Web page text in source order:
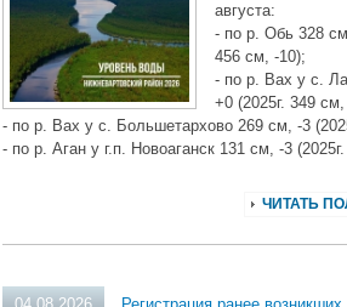
августа:
- по р. Обь 328
456 см, -10);
- по р. Вах у с.
+0 (2025г. 349
- по р. Вах у с. Большетархово 269 см, -3
- по р. Аган у г.п. Новоаганск 131 см, -3
ЧИТАТЬ